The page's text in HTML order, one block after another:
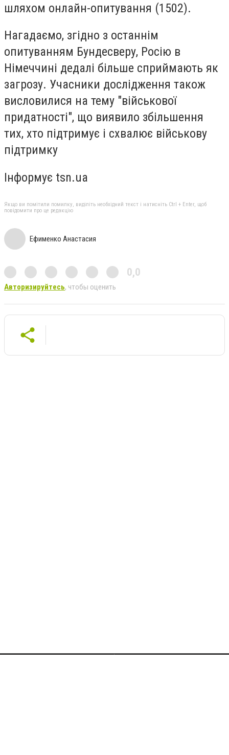
шляхом онлайн-опитування (1502).
Нагадаємо, згідно з останнім
опитуванням Бундесверу, Росію в
Німеччині дедалі більше сприймають як
загрозу. Учасники дослідження також
висловилися на тему "військової
придатності", що виявило збільшення
тих, хто підтримує і схвалює військову
підтримку
Інформує tsn.ua
Якщо ви помітили помилку, виділіть необхідний текст і натисніть Ctrl + Enter, щоб
повідомити про це редакцію
Ефименко Анастасия
0,0
Авторизируйтесь, чтобы оценить